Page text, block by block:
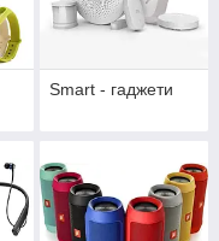
Smart - гаджети